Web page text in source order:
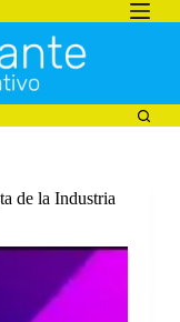
de la Industria